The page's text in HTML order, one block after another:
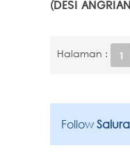
(DESI
Halaman : 1
Follow